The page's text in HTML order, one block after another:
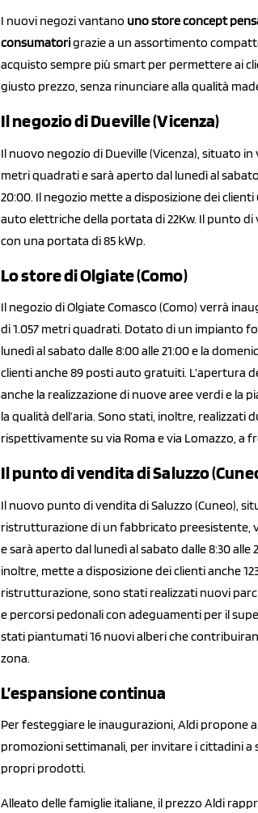
I nuovi negozi vantano uno store concept
consumatorigrazie a un assortimento
acquisto sempre più smart per permettere ai
giusto prezzo, senza rinunciare alla qualità
Il negozio di Dueville (Vicenza)
Il nuovo negozio di Dueville (Vicenza), situato
metri quadrati e sarà aperto dal lunedì al
20:00. Il negozio mette a disposizione dei
auto elettriche della portata di 22Kw. Il punto
con una portata di 85 kWp.
Lo store di Olgiate (Como)
Il negozio di Olgiate Comasco (Como) verrà
di 1.057 metri quadrati. Dotato di un impianto
lunedì al sabato dalle 8:00 alle 21:00 e la
clienti anche 89 posti auto gratuiti. L’apertura
anche la realizzazione di nuove aree verdi e la
la qualità dell’aria. Sono stati, inoltre, realizzati
rispettivamente su via Roma e via Lomazzo, a
Il punto di vendita di Saluzzo
Il nuovo punto di vendita di Saluzzo (Cuneo),
ristrutturazione di un fabbricato preesistente,
e sarà aperto dal lunedì al sabato dalle 8:30 alle
inoltre, mette a disposizione dei clienti anche
ristrutturazione, sono stati realizzati nuovi
e percorsi pedonali con adeguamenti per il
stati piantumati 16 nuovi alberi che
zona.
L’espansione continua
Per festeggiare le inaugurazioni, Aldi propone
promozioni settimanali, per invitare i cittadini a
propri prodotti.
Alleato delle famiglie italiane, il prezzo Aldi